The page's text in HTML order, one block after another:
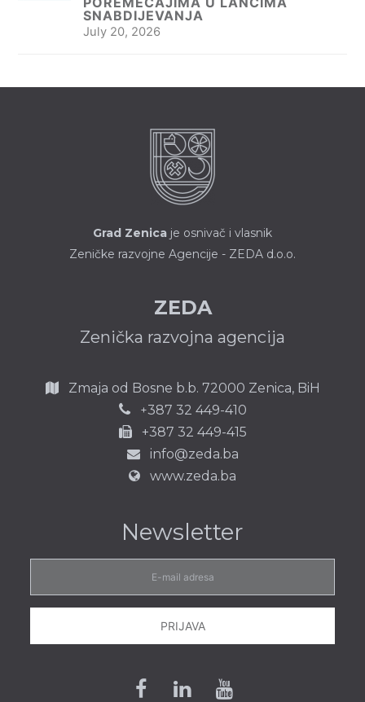
SNABDIJEVANJA
July 20, 2026
Grad Zenica je osnivač i vlasnik
Zeničke razvojne Agencije - ZEDA d.o.o.
ZEDA
Zenička razvojna agencija
Zmaja od Bosne b.b. 72000 Zenica, BiH
+387 32 449-410
+387 32 449-415
info@zeda.ba
www.zeda.ba
Newsletter
mail
adresa
PRIJAVA
Facebook
LinkedinYoutube